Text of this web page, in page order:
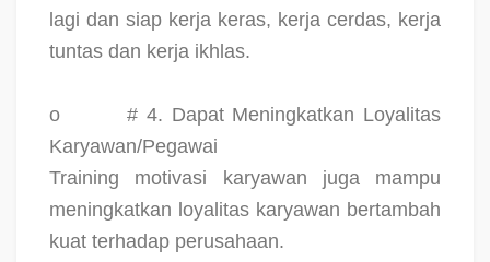
lagi dan siap kerja keras, kerja cerdas, kerja
tuntas dan kerja ikhlas.
o
# 4. Dapat Meningkatkan Loyalitas
Karyawan/Pegawai
Training motivasi karyawan juga mampu
meningkatkan loyalitas karyawan bertambah
kuat terhadap perusahaan.